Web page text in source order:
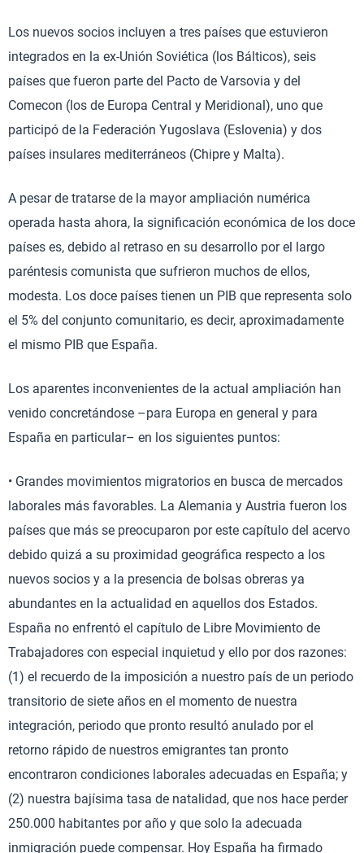
Los nuevos socios incluyen a tres países que estuvieron
integrados en la ex-Unión Soviética (los Bálticos), seis
países que fueron parte del Pacto de Varsovia y del
Comecon (los de Europa Central y Meridional), uno que
participó de la Federación Yugoslava (Eslovenia) y dos
países insulares mediterráneos (Chipre y Malta).
A pesar de tratarse de la mayor ampliación numérica
operada hasta ahora, la significación económica de los doce
países es, debido al retraso en su desarrollo por el largo
paréntesis comunista que sufrieron muchos de ellos,
modesta. Los doce países tienen un PIB que representa solo
el 5% del conjunto comunitario, es decir, aproximadamente
el mismo PIB que España.
Los aparentes inconvenientes de la actual ampliación han
venido concretándose –para Europa en general y para
España en particular– en los siguientes puntos:
• Grandes movimientos migratorios en busca de mercados
laborales más favorables. La Alemania y Austria fueron los
países que más se preocuparon por este capítulo del acervo
debido quizá a su proximidad geográfica respecto a los
nuevos socios y a la presencia de bolsas obreras ya
abundantes en la actualidad en aquellos dos Estados.
España no enfrentó el capítulo de Libre Movimiento de
Trabajadores con especial inquietud y ello por dos razones:
(1) el recuerdo de la imposición a nuestro país de un periodo
transitorio de siete años en el momento de nuestra
integración, periodo que pronto resultó anulado por el
retorno rápido de nuestros emigrantes tan pronto
encontraron condiciones laborales adecuadas en España; y
(2) nuestra bajísima tasa de natalidad, que nos hace perder
250.000 habitantes por año y que solo la adecuada
inmigración puede compensar. Hoy España ha firmado